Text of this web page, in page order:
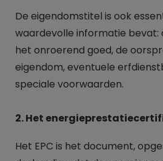
De eigendomstitel is ook
waardevolle informatie bevat:
het onroerend goed, de
eigendom, eventuele
speciale voorwaarden.
2. Het
Het EPC is het document,